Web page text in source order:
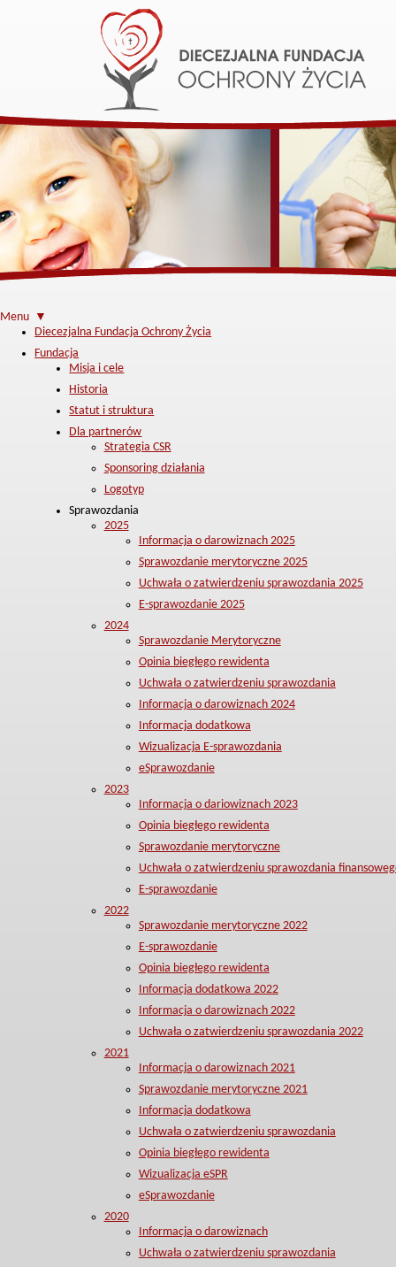
Menu ▼
Diecezjalna Fundacja Ochrony Życia
Fundacja
Misja i cele
Historia
Statut i struktura
Dla partnerów
Strategia CSR
Sponsoring działania
Logotyp
Sprawozdania
2025
Informacja o darowiznach 2025
Sprawozdanie merytoryczne 2025
Uchwała o zatwierdzeniu sprawozdania 2025
E-sprawozdanie 2025
2024
Sprawozdanie Merytoryczne
Opinia biegłego rewidenta
Uchwała o zatwierdzeniu sprawozdania
Informacja o darowiznach 2024
Informacja dodatkowa
Wizualizacja E-sprawozdania
eSprawozdanie
2023
Informacja o dariowiznach 2023
Opinia biegłego rewidenta
Sprawozdanie merytoryczne
Uchwała o zatwierdzeniu sprawozdania
E-sprawozdanie
2022
Sprawozdanie merytoryczne 2022
E-sprawozdanie
Opinia biegłego rewidenta
Informacja dodatkowa 2022
Informacja o darowiznach 2022
Uchwała o zatwierdzeniu sprawozdania 2022
2021
Informacja o darowiznach 2021
Sprawozdanie merytoryczne 2021
Informacja dodatkowa
Uchwała o zatwierdzeniu sprawozdania
Opinia biegłego rewidenta
Wizualizacja eSPR
eSprawozdanie
2020
Informacja o darowiznach
Uchwała o zatwierdzeniu sprawozdania